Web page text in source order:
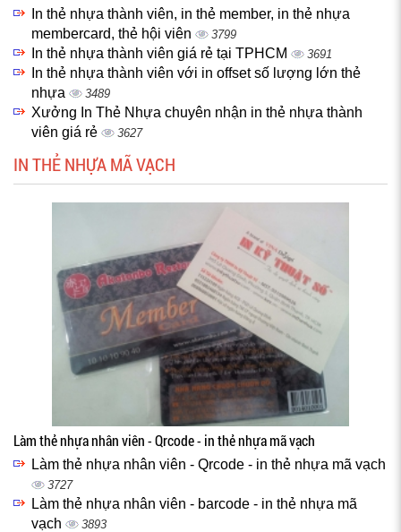
In thẻ nhựa thành viên, in thẻ member, in thẻ nhựa
membercard, thẻ hội viên
3799
In thẻ nhựa thành viên giá rẻ tại TPHCM 3691
In thẻ nhựa thành viên với in offset số lượng lớn thẻ
nhựa
3489
Xưởng In Thẻ Nhựa chuyên nhận in thẻ nhựa thành
viên giá rẻ
3627
IN THẺ NHỰA MÃ VẠCH
Làm thẻ nhựa nhân viên - Qrcode - in thẻ nhựa mã vạch
Làm thẻ nhựa nhân viên - Qrcode - in thẻ nhựa mã vạch
3727
Làm thẻ nhựa nhân viên - barcode - in thẻ nhựa mã
vạch
3893